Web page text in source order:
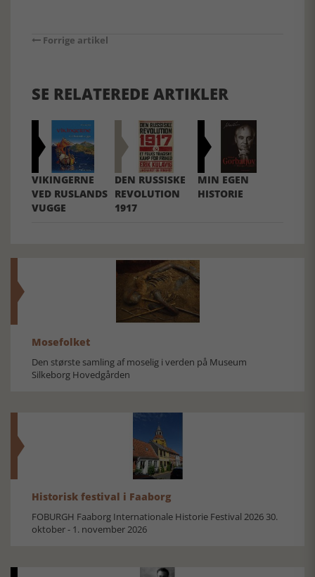
Forrige artikel
SE RELATEREDE ARTIKLER
VIKINGERNE
VED RUSLANDS
VUGGE
DEN RUSSISKE
REVOLUTION
1917
MIN EGEN
HISTORIE
Mosefolket
Den største samling af moselig i verden på Museum
Silkeborg Hovedgården
Historisk festival i Faaborg
FOBURGH Faaborg Internationale Historie Festival 2026 30.
oktober - 1. november 2026